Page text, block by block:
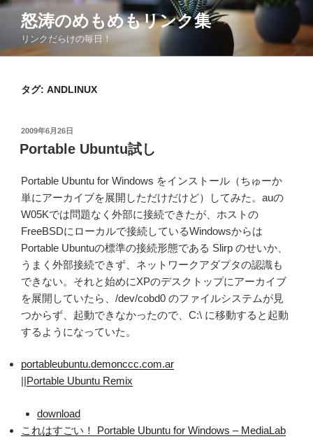
コ
ン
怒涛のめもめもリンク集
リンクだらけの毎日！
タグ: ANDLINUX
投
稿
日:
2009年6月26日
Portable Ubuntu試し
Portable Ubuntu for Windows をインストール（ちゅーか
単にアーカイブを展開しただけだけど）してみた。auの
W05Kでは問題なく外部に接続できたが、ホストの
FreeBSDにローカルで接続しているWindowsからは
Portable Ubuntuの標準の接続形態である Slirp のせいか、
うまく外部接続できず、ネットワークアダプタの認識も
できない。それと始めにXPのデスクトップにアーカイブ
を展開していたら、/dev/cobd0 のファイルシステムが見
つからず、起動できなかったので、C:\ に移動すると起動
するようになっていた。
portableubuntu.demonccc.com.ar
||Portable Ubuntu Remix
download
これはすごい！ Portable Ubuntu for Windows – MediaLab